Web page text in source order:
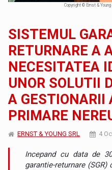
Copyright © Ernst &
SISTEMUL
RETURNARE A
NECESITATEA
UNOR SOLUTII
A GESTIONARII
PRIMARE
ERNST & YOUNG SRL 4
Incepand cu data de
garantie-returnare